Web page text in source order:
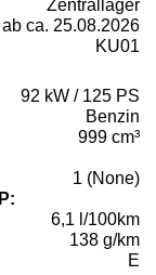
Zentrallager
ab ca. 25.08.2026
KU01
92 kW / 125 PS
Benzin
999 cm³
1 (None)
6,1 l/100km
138 g/km
E